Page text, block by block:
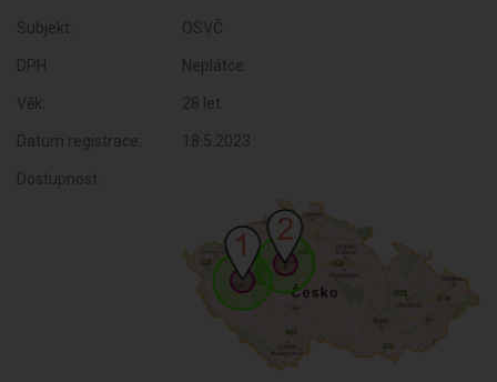
Subjekt: OSVČ
DPH: Neplátce
Věk: 28 let
Datum registrace: 18.5.2023
Dostupnost: